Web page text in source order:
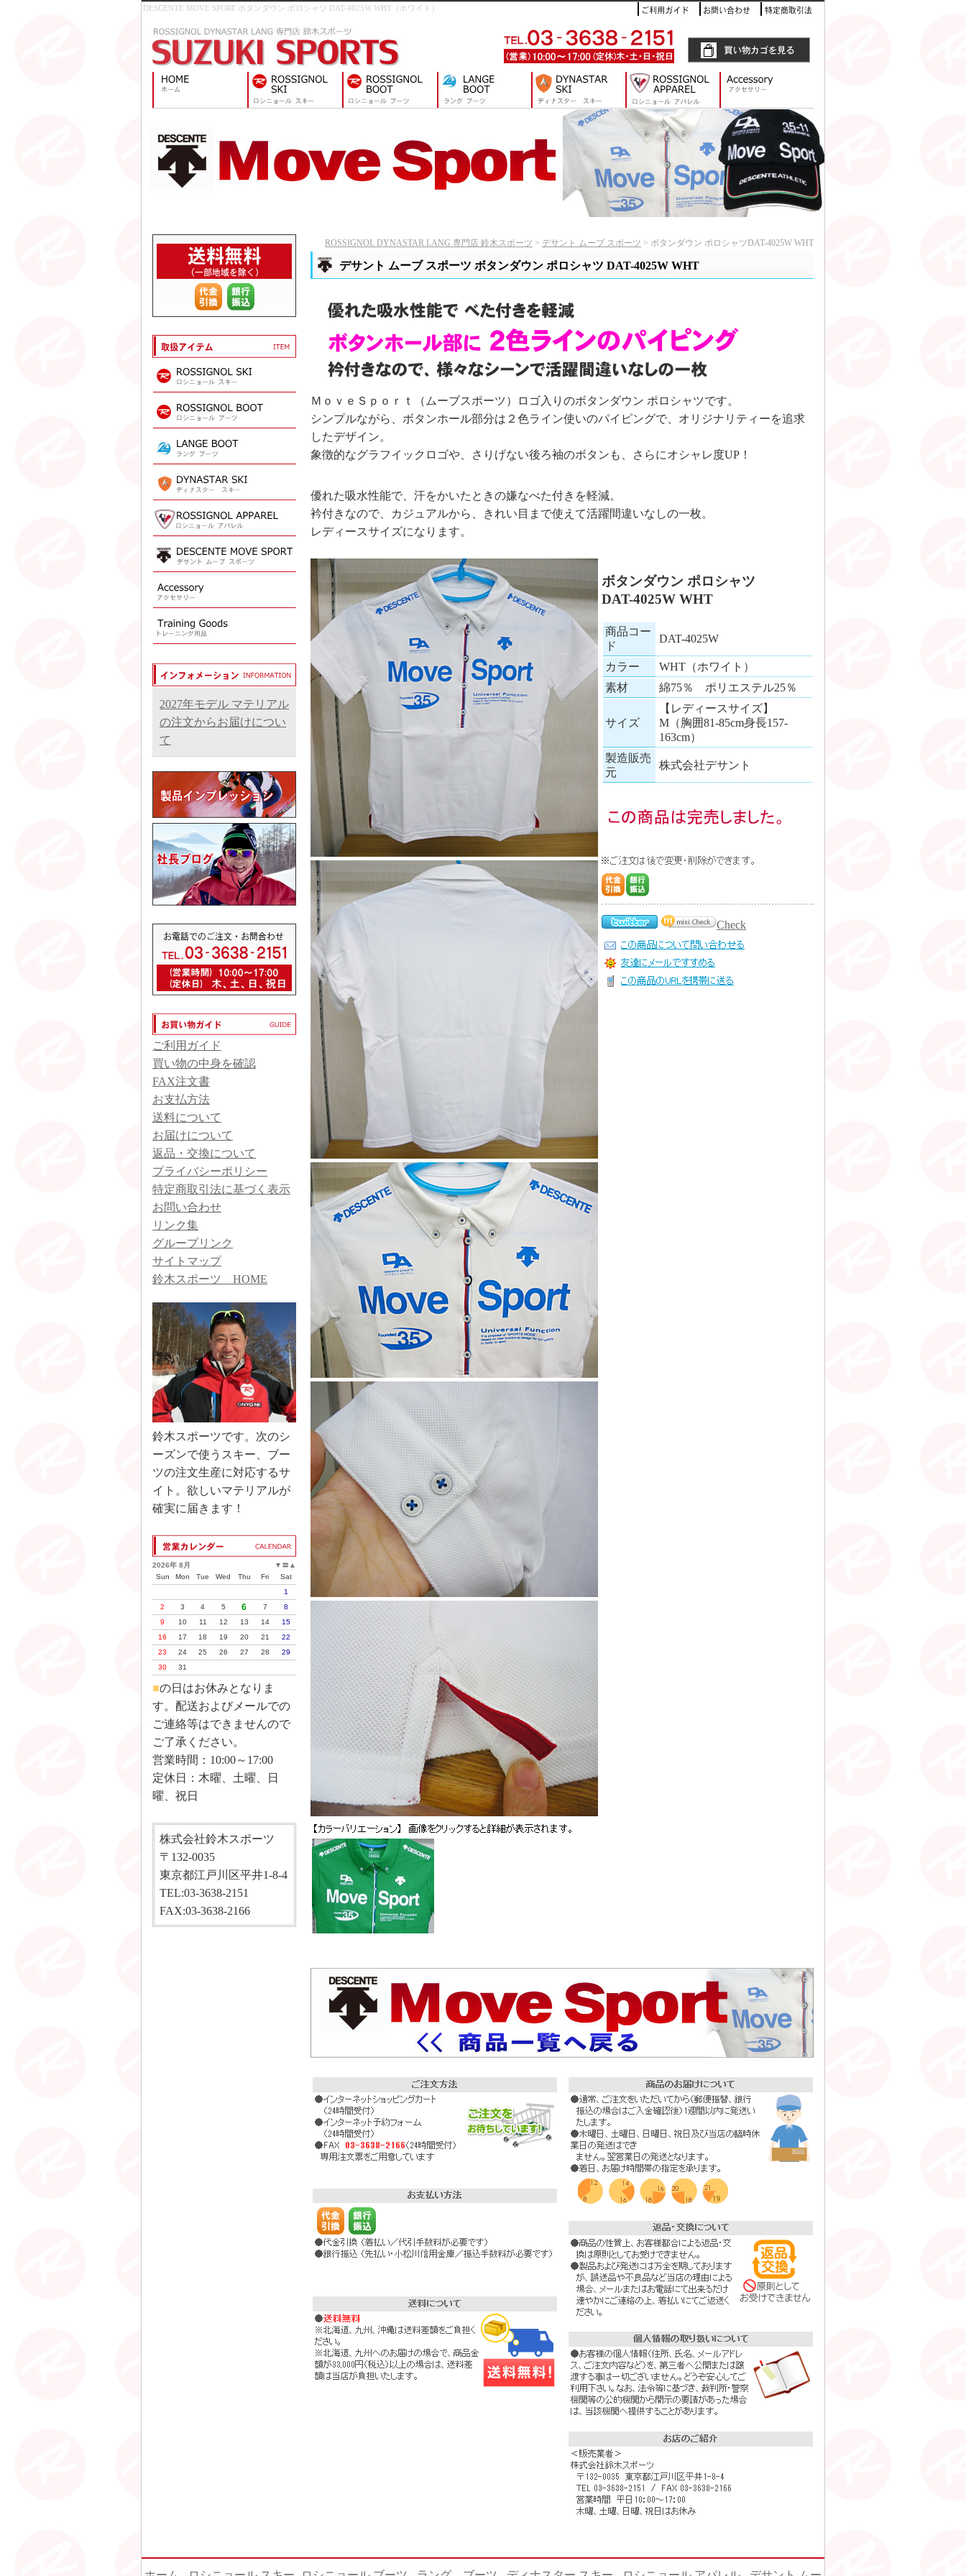
DESCENTE MOVE SPORT ボタンダウン ポロシャツ DAT-4025W WHT（ホワイト）
ROSSIGNOL DYNASTAR LANG 専門店 鈴木スポーツ > デサント ムーブ スポーツ > ボタンダウン ポロシャツDAT-4025W WHT
デサント ムーブ スポーツ ボタンダウン ポロシャツ DAT-4025W WHT
ＭｏｖｅＳｐｏｒｔ（ムーブスポーツ）ロゴ入りのボタンダウン ポロシャツです。
シンプルながら、ボタンホール部分は２色ライン使いのパイピングで、オリジナリティーを追求
したデザイン。
象徴的なグラフイックロゴや、さりげない後ろ袖のボタンも、さらにオシャレ度UP！
優れた吸水性能で、汗をかいたときの嫌なべた付きを軽減。
衿付きなので、カジュアルから、きれい目まで使えて活躍間違いなしの一枚。
レディースサイズになります。
ボタンダウン ポロシャツ
DAT-4025W WHT
商品コー
ド
DAT-4025W
カラー
WHT（ホワイト）
素材
綿75％ ポリエステル25％
サイズ
【レディースサイズ】
M（胸囲81-85cm身長157-
163cm）
製造販売
元
株式会社デサント
Check
2027年モデル マテリアル
の注文からお届けについ
て
ご利用ガイド
買い物の中身を確認
FAX注文書
お支払方法
送料について
お届けについて
返品・交換について
プライバシーポリシー
特定商取引法に基づく表示
お問い合わせ
リンク集
グループリンク
サイトマップ
鈴木スポーツ HOME
鈴木スポーツです。次のシ
ーズンで使うスキー、ブー
ツの注文生産に対応するサ
イト。欲しいマテリアルが
確実に届きます！
▲
〓
▼
2026年 8月
Sun
Mon Tue Wed Thu Fri
Sat
1
2
3 4 5 6 7
8
9
10 11 12 13 14
15
16
17 18 19 20 21
22
23
24 25 26 27 28
29
30
31
■の日はお休みとなりま
す。配送およびメールでの
ご連絡等はできませんので
ご了承ください。
営業時間：10:00～17:00
定休日：木曜、土曜、日
曜、祝日
株式会社鈴木スポーツ
〒132-0035
東京都江戸川区平井1-8-4
TEL:03-3638-2151
FAX:03-3638-2166